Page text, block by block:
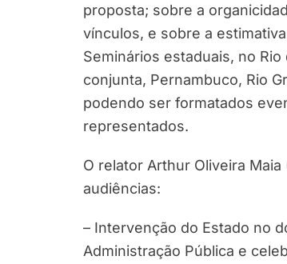
proposta; sobre a
vínculos, e sobre a
Seminários estaduais, no
conjunta, Pernambuco, Rio
podendo ser formatados
representados.
O relator Arthur Oliveira
audiências:
– Intervenção do Estado no
Administração Pública e